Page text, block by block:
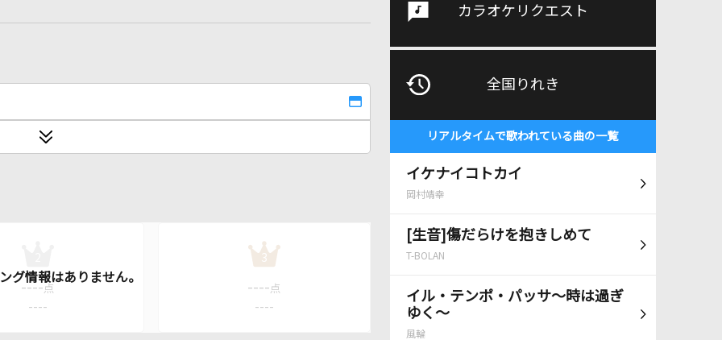
カラオケリクエスト
全国りれき
リアルタイムで歌われている曲の一覧
イケナイコトカイ
岡村靖幸
[生音]傷だらけを抱きしめて
T-BOLAN
イル・テンポ・パッサ～時は過ぎ
ゆく～
風輪
---- 点
----
3
---- 点
----